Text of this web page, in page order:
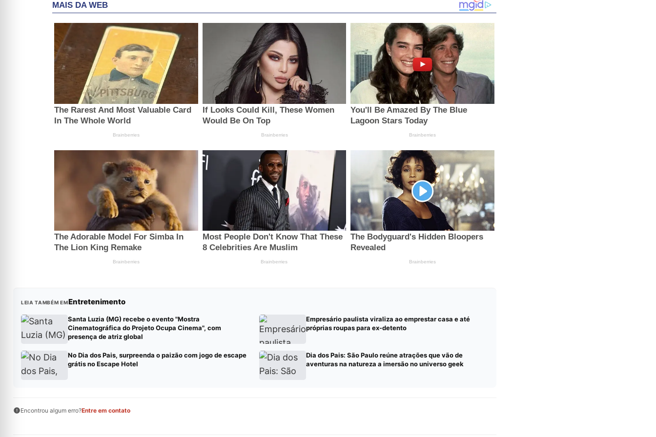
LEIA TAMBÉM EMEntretenimento
Santa Luzia (MG) recebe o evento "Mostra
Cinematográfica do Projeto Ocupa Cinema", com
presença de atriz global
Empresário paulista viraliza ao emprestar casa e até
próprias roupas para ex-detento
No Dia dos Pais, surpreenda o paizão com jogo de escape
grátis no Escape Hotel
Dia dos Pais: São Paulo reúne atrações que vão de
aventuras na natureza a imersão no universo geek
Encontrou algum erro?Entre em contato